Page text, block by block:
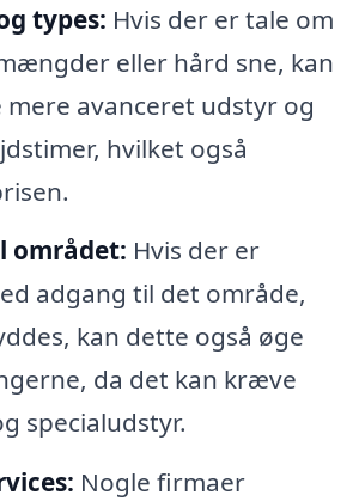
types: Hvis der er tale om
eller hård sne, kan
avanceret udstyr og
hvilket også
området: Hvis der er
adgang til det område,
kan dette også øge
da det kan kræve
specialudstyr.
Nogle firmaer